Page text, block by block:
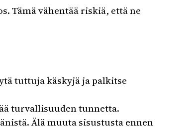
Tämä vähentää riskiä, että ne
tuttuja käskyjä ja palkitse
turvallisuuden tunnetta.
Älä muuta sisustusta ennen